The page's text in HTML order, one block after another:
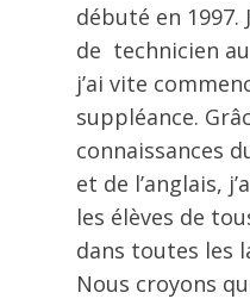
débuté en 1997.
de technicien
j’ai vite
suppléance.
connaissances
et de l’anglais,
les élèves de
dans toutes les
Nous croyons